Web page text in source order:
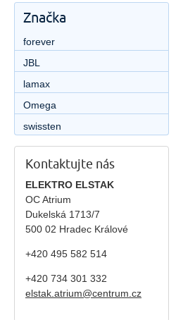
Značka
forever
JBL
lamax
Omega
swissten
Kontaktujte nás
ELEKTRO ELSTAK
OC Atrium
Dukelská 1713/7
500 02 Hradec Králové
+420 495 582 514
+420 734 301 332
elstak.atrium@centrum.cz